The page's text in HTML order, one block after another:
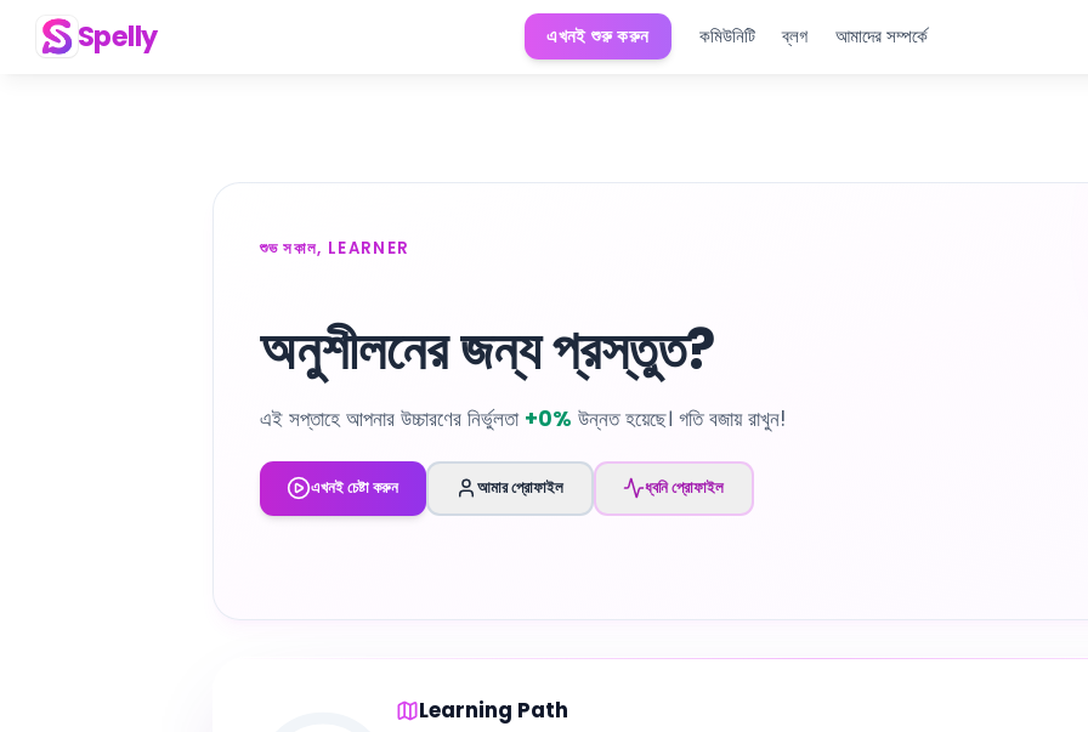
Spelly এখনই শুরু করুন কমিউনিটি ব্লগ আমাদের সম্পর্কে
শুভ সকাল, LEARNER
অনুশীলনের জন্য প্রস্তুত?
এই সপ্তাহে আপনার উচ্চারণের নির্ভুলতা +0% উন্নত হয়েছে। গতি বজায় রাখুন!
এখনই চেষ্টা করুন আমার প্রোফাইল ধ্বনি প্রোফাইল
Learning Path